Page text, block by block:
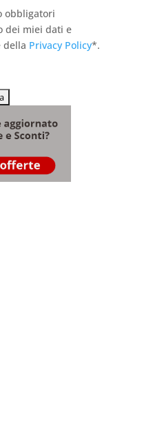
obbligatori
dei miei dati e
della Privacy Policy*.